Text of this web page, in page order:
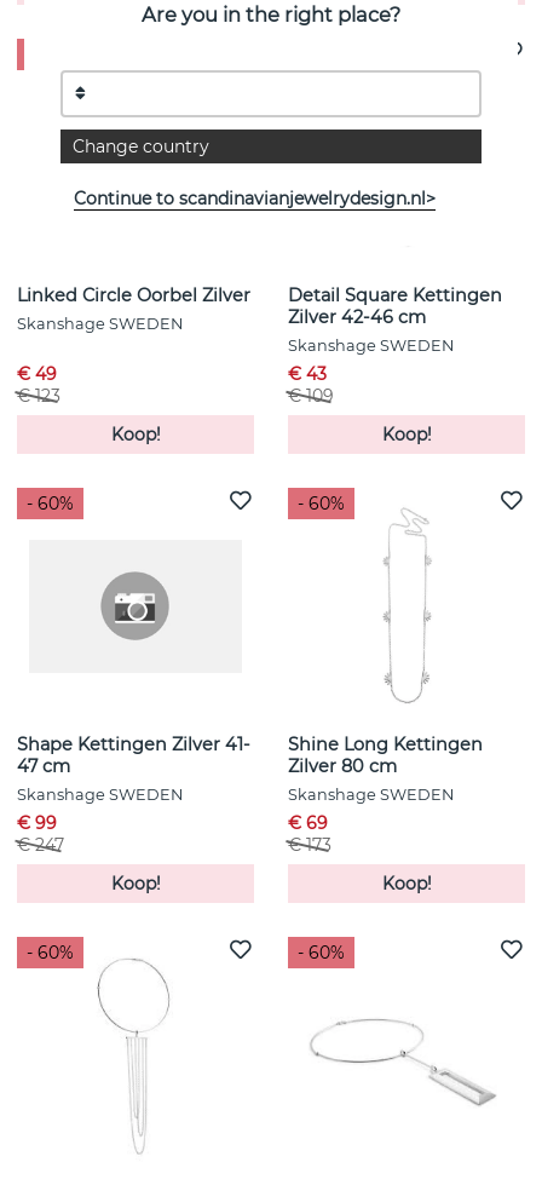
Linked Circle Oorbel Zilver
Skanshage SWEDEN
€ 49
€ 123
Koop!
Detail Square Kettingen
Zilver 42-46 cm
Skanshage SWEDEN
€ 43
€ 109
Koop!
- 60%
Shape Kettingen Zilver 41-
47 cm
Skanshage SWEDEN
€ 99
€ 247
Koop!
- 60%
Shine Long Kettingen
Zilver 80 cm
Skanshage SWEDEN
€ 69
€ 173
Koop!
- 60% - 60%
Are you in the right place?
Change country
Continue to scandinavianjewelrydesign.nl>